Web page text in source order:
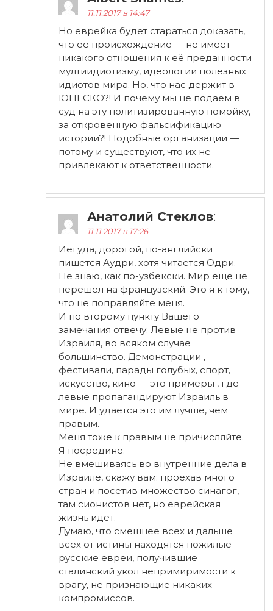
11.11.2017 в 14:47
Но еврейка будет стараться доказать,
что её происхождение — не имеет
никакого отношения к её преданности
мултиидиотизму, идеологии полезных
идиотов мира. Но, что нас держит в
ЮНЕСКО?! И почему мы не подаём в
суд на эту политизированную помойку,
за откровенную фальсификацию
истории?! Подобные организации —
потому и существуют, что их не
привлекают к ответственности.
Анатолий Стеклов:
11.11.2017 в 17:26
Иегуда, дорогой, по-английски
пишется Аудри, хотя читается Одри.
Не знаю, как по-узбекски. Мир еще не
перешел на французский. Это я к тому,
что не поправляйте меня.
И по второму пункту Вашего
замечания отвечу: Левые не против
Израиля, во всяком случае
большинство. Демонстрации ,
фестивали, парады голубых, спорт,
искусство, кино — это примеры , где
левые пропагандируют Израиль в
мире. И удается это им лучше, чем
правым.
Меня тоже к правым не причисляйте.
Я посредине.
Не вмешиваясь во внутренние дела в
Израиле, скажу вам: проехав много
стран и посетив множество синагог,
там сионистов нет, но еврейская
жизнь идет.
Думаю, что смешнее всех и дальше
всех от истины находятся пожилые
русские евреи, получившие
сталинский укол непримиримости к
врагу, не признающие никаких
компромиссов.